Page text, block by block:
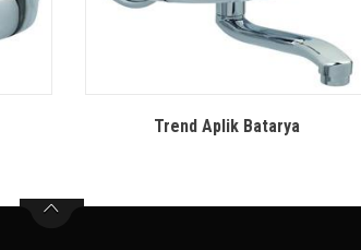
Trend Aplik Batarya